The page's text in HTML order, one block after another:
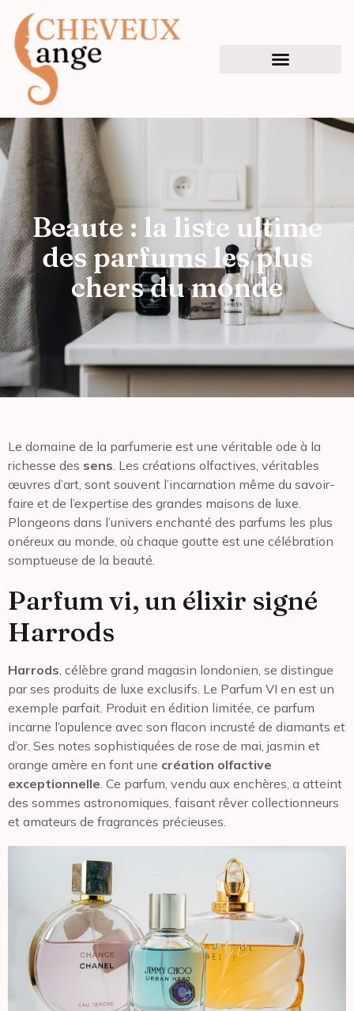
Beaute : la liste ultime
des parfums les plus
chers du monde
Le domaine de la parfumerie est une véritable ode à la
richesse des sens. Les créations olfactives, véritables
œuvres d’art, sont souvent l’incarnation même du savoir-
faire et de l’expertise des grandes maisons de luxe.
Plongeons dans l’univers enchanté des parfums les plus
onéreux au monde, où chaque goutte est une célébration
somptueuse de la beauté.
Parfum vi, un élixir signé
Harrods
Harrods, célèbre grand magasin londonien, se distingue
par ses produits de luxe exclusifs. Le Parfum VI en est un
exemple parfait. Produit en édition limitée, ce parfum
incarne l’opulence avec son flacon incrusté de diamants et
d’or. Ses notes sophistiquées de rose de mai, jasmin et
orange amère en font une création olfactive
exceptionnelle. Ce parfum, vendu aux enchères, a atteint
des sommes astronomiques, faisant rêver collectionneurs
et amateurs de fragrances précieuses.